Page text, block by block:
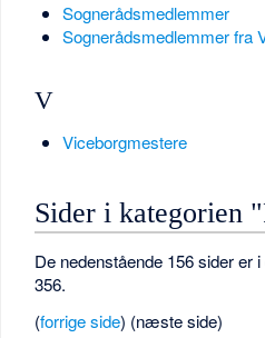
Sognerådsmedlemmer
Sognerådsmedlemmer fra
V
Viceborgmestere
Sider i kategorien
De nedenstående 156 sider er
356.
(forrige side) (næste side)